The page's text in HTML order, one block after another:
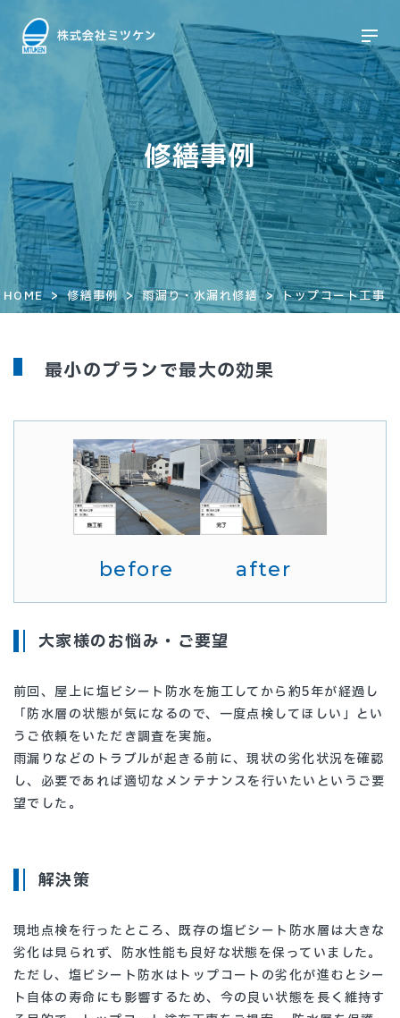
修繕事例
HOME > 修繕事例 > 雨漏り・水漏れ修繕 > トップコート工事
最小のプランで最大の効果
before after
大家様のお悩み・ご要望
前回、屋上に塩ビシート防水を施工してから約5年が経過し
「防水層の状態が気になるので、一度点検してほしい」とい
うご依頼をいただき調査を実施。
雨漏りなどのトラブルが起きる前に、現状の劣化状況を確認
し、必要であれば適切なメンテナンスを行いたいというご要
望でした。
解決策
現地点検を行ったところ、既存の塩ビシート防水層は大きな
劣化は見られず、防水性能も良好な状態を保っていました。
ただし、塩ビシート防水はトップコートの劣化が進むとシー
ト自体の寿命にも影響するため、今の良い状態を長く維持す